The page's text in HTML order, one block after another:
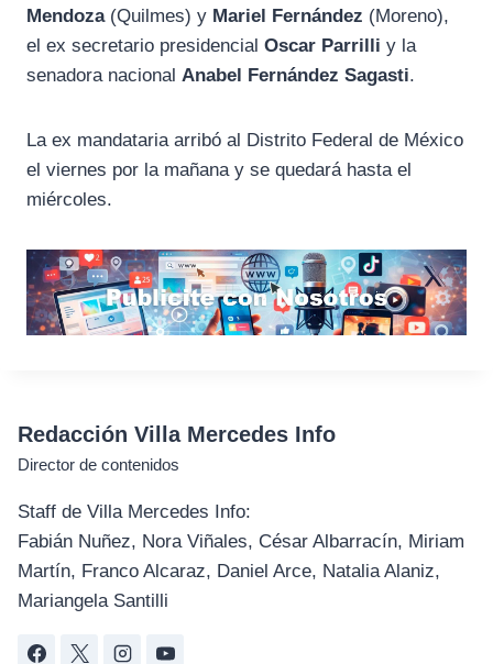
Mendoza(Quilmes) y Mariel Fernández (Moreno),
el ex secretario presidencial Oscar Parrilli y la
senadora nacional Anabel Fernández Sagasti.
La ex mandataria arribó al Distrito Federal de México
el viernes por la mañana y se quedará hasta el
miércoles.
Redacción Villa Mercedes Info
Director de contenidos
Staff de Villa Mercedes Info:
Fabián Nuñez, Nora Viñales, César Albarracín, Miriam
Martín, Franco Alcaraz, Daniel Arce, Natalia Alaniz,
Mariangela Santilli